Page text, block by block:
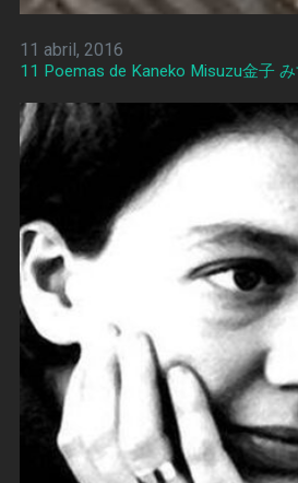
11 abril, 2016
11 Poemas de Kaneko Misuzu金子 み